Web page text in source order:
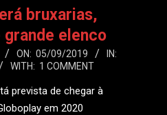
bruxarias,
elenco
ON: 05/09/2019
IN:
WITH: 1 COMMENT
prevista de chegar à
em 2020